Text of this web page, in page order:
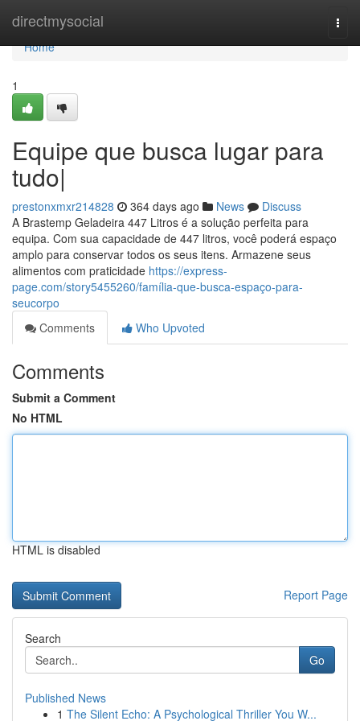
directmysocial
Home
Home
1
Equipe que busca lugar para
tudo|
prestonxmxr214828 364 days ago News
Discuss
A Brastemp Geladeira 447 Litros é a solução perfeita para
equipa. Com sua capacidade de 447 litros, você poderá espaço
amplo para conservar todos os seus itens. Armazene seus
alimentos com praticidade https://express-
page.com/story5455260/família-que-busca-espaço-para-
seucorpo
Comments
Who Upvoted
Comments
Submit a Comment
No HTML
HTML is disabled
Report Page
Search
Go
Published News
1 The Silent Echo: A Psychological Thriller You W...